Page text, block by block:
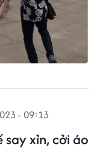
xỉn, cởi áo
- 09:13